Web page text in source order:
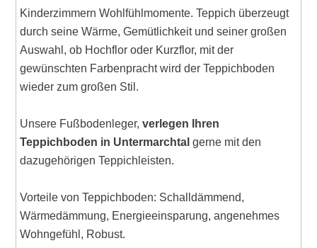
Kinderzimmern Wohlfühlmomente. Teppich überzeugt
durch seine Wärme, Gemütlichkeit und seiner großen
Auswahl, ob Hochflor oder Kurzflor, mit der
gewünschten Farbenpracht wird der Teppichboden
wieder zum großen Stil.
Unsere Fußbodenleger,verlegen Ihren
Teppichboden in Untermarchtal gerne mit den
dazugehörigen Teppichleisten.
Vorteile von Teppichboden: Schalldämmend,
Wärmedämmung, Energieeinsparung, angenehmes
Wohngefühl, Robust.